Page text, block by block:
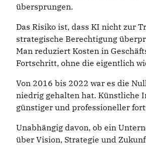
übersprungen.
Das Risiko ist, dass KI nicht zur
strategische Berechtigung
Man reduziert Kosten in
Fortschritt, ohne die eigentlich
Von 2016 bis 2022 war es die
niedrig gehalten hat. Künstliche
günstiger und professioneller
Unabhängig davon, ob ein
über Vision, Strategie und